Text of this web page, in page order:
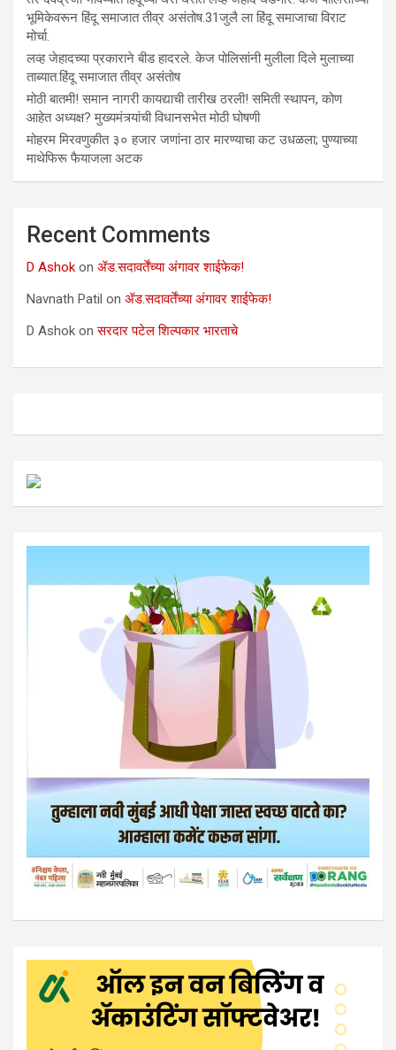
भूमिकेवरून हिंदू समाजात तीव्र असंतोष.31जुलै ला हिंदू समाजाचा विराट
मोर्चा.
लव्ह जेहादच्या प्रकाराने बीड हादरले. केज पोलिसांनी मुलीला दिले मुलाच्या
ताब्यात.हिंदू समाजात तीव्र असंतोष
मोठी बातमी! समान नागरी कायद्याची तारीख ठरली! समिती स्थापन, कोण
आहेत अध्यक्ष? मुख्यमंत्र्यांची विधानसभेत मोठी घोषणी
मोहरम मिरवणुकीत ३० हजार जणांना ठार मारण्‍याचा कट उधळला; पुण्‍याच्‍या
माथेफिरू फैयाजला अटक
Recent Comments
D Ashok on ॲड.सदावर्तेंच्या अंगावर शाईफेक!
Navnath Patil on ॲड.सदावर्तेंच्या अंगावर शाईफेक!
D Ashok onसरदार पटेल शिल्पकार भारताचे